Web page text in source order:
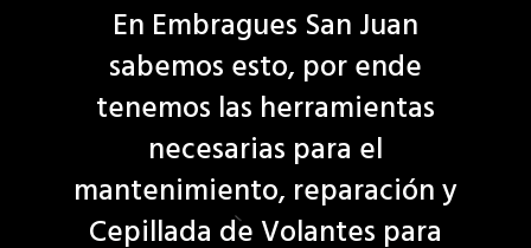
En Embragues San Juan
sabemos esto, por ende
tenemos las herramientas
necesarias para el
mantenimiento, reparación y
Cepillada de Volantes para